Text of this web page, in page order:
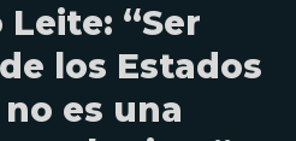
“Ser
los Estados
es una